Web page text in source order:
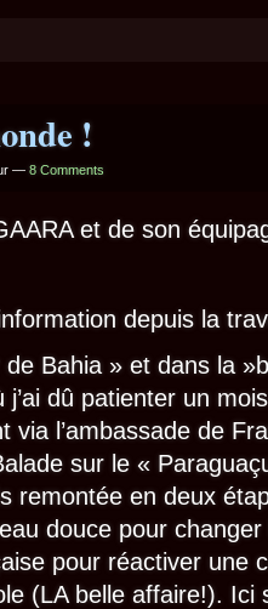
!
— 8 Comments
et de son
depuis la
Bahia » et dans la
dû patienter un
via l’ambassade de
sur le «
remontée en deux
douce pour
pour réactiver une
(LA belle affaire!). Ici